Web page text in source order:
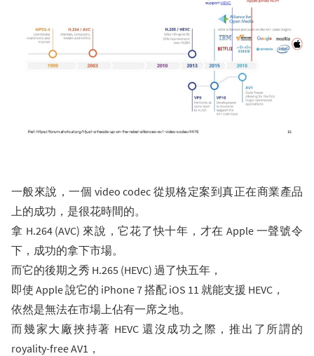
一般來說，一個 video codec 從規格定案到真正在商業產品
上的成功，是很花時間的。
拿 H.264 (AVC) 來說，它花了快十年，才在 Apple 一聲號令
下，成功的拿下市場。
而它的後期之秀 H.265 (HEVC) 過了快五年，
即使 Apple 說它的 iPhone 7 搭配 iOS 11 就能支援 HEVC，
依然是無法在市場上佔有一席之地。
而幾家大廠挾持著 HEVC 還沒成功之際，推出了所謂的
royality-free AV1，